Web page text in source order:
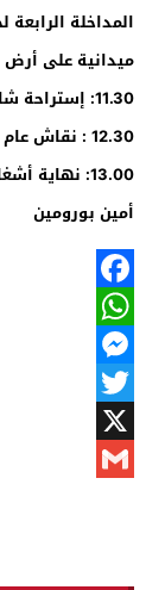
المداخلة
ميدانية على أرض
11.30: إستراحة شاي
12.30 : نقاش عام وردود المتدخلين
13.00: نهاية أشغال الندوة
أمين بورومين
Facebook
WhatsApp
Messenger
Twitter
X